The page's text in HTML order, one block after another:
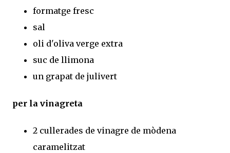
formatge fresc
sal
oli d'oliva verge extra
suc de llimona
un grapat de julivert
per la vinagreta
2 cullerades de vinagre de mòdena
caramelitzat